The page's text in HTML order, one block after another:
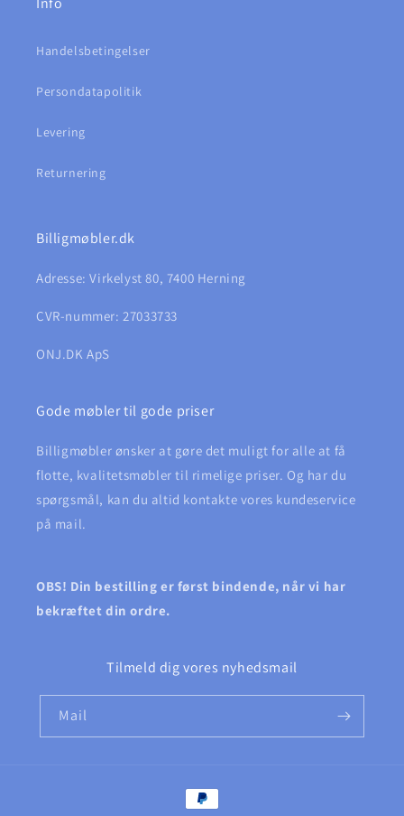
Handelsbetingelser
Persondatapolitik
Levering
Returnering
Billigmøbler.dk
Adresse: Virkelyst 80, 7400 Herning
CVR-nummer: 27033733
ONJ.DK ApS
Gode møbler til gode priser
Billigmøbler ønsker at gøre det muligt for alle at få
flotte, kvalitetsmøbler til rimelige priser. Og har du
spørgsmål, kan du altid kontakte vores kundeservice
på mail.
OBS! Din bestilling er først bindende, når vi har
bekræftet din ordre.
Tilmeld dig vores nyhedsmail
Mail
Betalingsmetoder